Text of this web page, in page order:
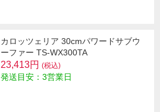
カロッツェリア 30cmパワードサブウ
ーファー TS-WX300TA
23,413円 (税込)
発送目安：3営業日